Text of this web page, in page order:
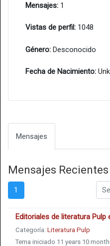
Mensajes: 1
Vistas de perfil: 1048
Género: Desconocido
Fecha de Nacimiento:
Mensajes
Mensajes Recientes
1
Editoriales de literatura Pulp
Categoría: Literatura Pulp
Tema iniciado 11 years 10